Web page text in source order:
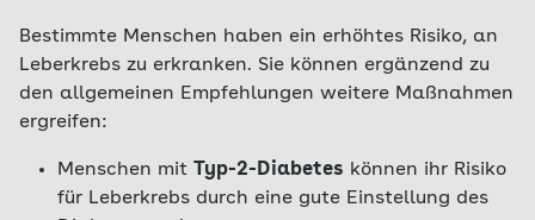
Bestimmte Menschen haben ein erhöhtes Risiko, an
Leberkrebs zu erkranken. Sie können ergänzend zu
den allgemeinen Empfehlungen weitere Maßnahmen
ergreifen:
Menschen mit Typ-2-Diabetes können ihr Risiko
für Leberkrebs durch eine gute Einstellung des